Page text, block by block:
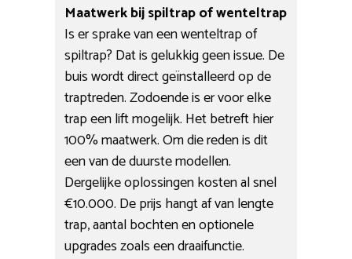
Maatwerk bij spiltrap of wenteltrap
Is er sprake van een wenteltrap of
spiltrap? Dat is gelukkig geen issue. De
buis wordt direct geïnstalleerd op de
traptreden. Zodoende is er voor elke
trap een lift mogelijk. Het betreft hier
100% maatwerk. Om die reden is dit
een van de duurste modellen.
Dergelijke oplossingen kosten al snel
€10.000. De prijs hangt af van lengte
trap, aantal bochten en optionele
upgrades zoals een draaifunctie.